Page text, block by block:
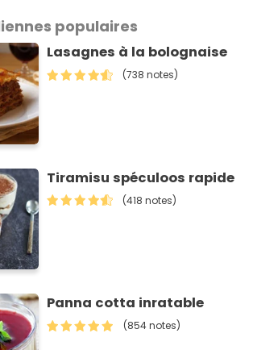
populaires
Lasagnes à la bolognaise
(738 notes)
Tiramisu spéculoos rapide
(418 notes)
Panna cotta inratable
(854 notes)